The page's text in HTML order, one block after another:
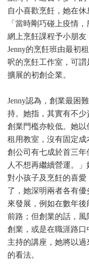
自小喜歡烹飪，她在休
「當時剛巧碰上疫情
網上烹飪課程予小朋友
Jenny的烹飪班由最初
呎的烹飪工作室，可
擴展的初創企業。
Jenny認為，創業最困
持。她指，其實有不
創業門檻亦較低。她
租用教室，沒有固定
創公司有七成於首三
人不想再繼續營運。
對小孩子及烹飪的喜
了，她深明兩者各有
來發展，例如在數年
前路；但創業的話，
創業，或是在職涯路口
主持的講座，她將以
的看法。